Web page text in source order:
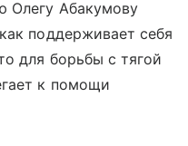
Олегу Абакумову
поддерживает себя
для борьбы с тягой
к помощи